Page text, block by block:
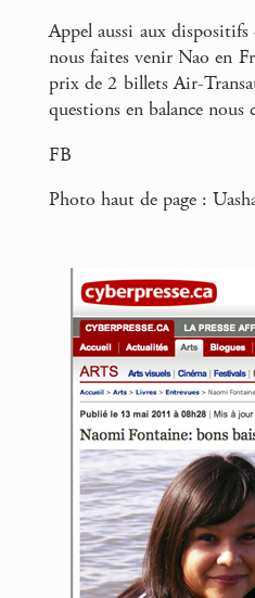
Appel aussi aux dispositifs
nous faites venir Nao en
prix de 2 billets Air-
questions en balance
FB
Photo haut de page :